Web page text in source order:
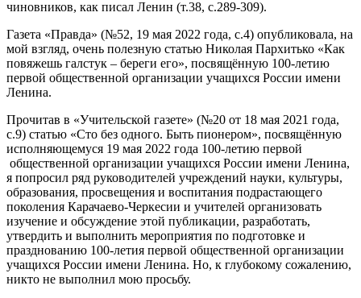
чиновников, как писал Ленин (т.38, с.289-309).
Газета «Правда» (№52, 19 мая 2022 года, с.4) опубликовала, на
мой взгляд, очень полезную статью Николая Пархитько «Как
повяжешь галстук – береги его», посвящённую 100-летию
первой общественной организации учащихся России имени
Ленина.
Прочитав в «Учительской газете» (№20 от 18 мая 2021 года,
с.9) статью «Сто без одного. Быть пионером», посвящённую
исполняющемуся 19 мая 2022 года 100-летию первой
общественной организации учащихся России имени Ленина,
я попросил ряд руководителей учреждений науки, культуры,
образования, просвещения и воспитания подрастающего
поколения Карачаево-Черкесии и учителей организовать
изучение и обсуждение этой публикации, разработать,
утвердить и выполнить мероприятия по подготовке и
празднованию 100-летия первой общественной организации
учащихся России имени Ленина. Но, к глубокому сожалению,
никто не выполнил мою просьбу.